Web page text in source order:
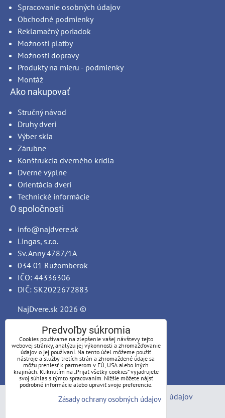
Spracovanie osobných údajov
Obchodné podmienky
Reklamačný poriadok
Možnosti platby
Možnosti dopravy
Produkty na mieru - podmienky
Montáž
Ako nakupovať
Stručný návod
Druhy dverí
Výber skla
Zárubne
Konštrukcia dverného krídla
Dverné výplne
Orientácia dverí
Technické informácie
O spoločnosti
info@najdvere.sk
Lingas, s.r.o.
Sv. Anny 4787/1A
034 01 Ružomberok
IČO: 44336306
DIČ: SK2022672883
NajDvere.sk 2026 ©
Predvoľby súkromia
Zásady ochrany osobných údajov
Predvoľby súkromia
Cookies používame na zlepšenie vašej návštevy tejto
webovej stránky, analýzu jej výkonnosti a zhromažďovanie
údajov o jej používaní. Na tento účel môžeme použiť
nástroje a služby tretích strán a zhromaždené údaje sa
môžu preniesť k partnerom v EÚ, USA alebo iných
krajinách. Kliknutím na „Prijať všetky cookies“ vyjadrujete
svoj súhlas s týmto spracovaním. Nižšie môžete nájsť
podrobné informácie alebo upraviť svoje preferencie.
Zásady ochrany osobných údajov